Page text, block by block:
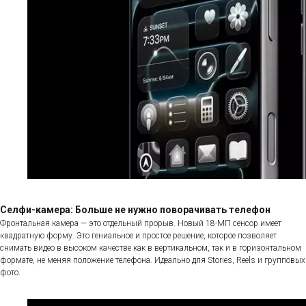
Селфи-камера: Больше не нужно поворачивать телефон
Фронтальная камера — это отдельный прорыв. Новый 18-МП сенсор имеет
квадратную форму. Это гениальное и простое решение, которое позволяет
снимать видео в высоком качестве как в вертикальном, так и в горизонтальном
формате, не меняя положение телефона. Идеально для Stories, Reels и групповых
фото.